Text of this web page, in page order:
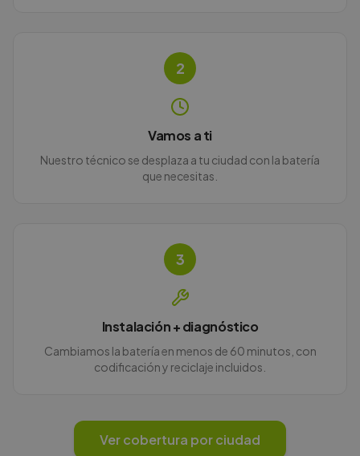
2
Vamos a ti
Nuestro técnico se desplaza a tu ciudad con la batería
que necesitas.
3
Instalación + diagnóstico
Cambiamos la batería en menos de 60 minutos, con
codificación y reciclaje incluidos.
Ver cobertura por ciudad